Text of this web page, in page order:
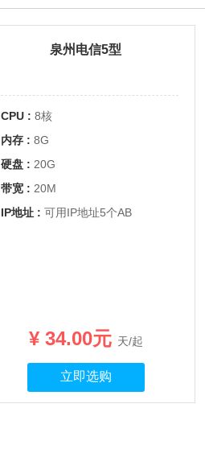
泉州电信5型
CPU : 8核
内存 : 8G
硬盘 : 20G
带宽 : 20M
IP地址 : 可用IP地址5个AB
¥ 34.00元 天/起
立即选购